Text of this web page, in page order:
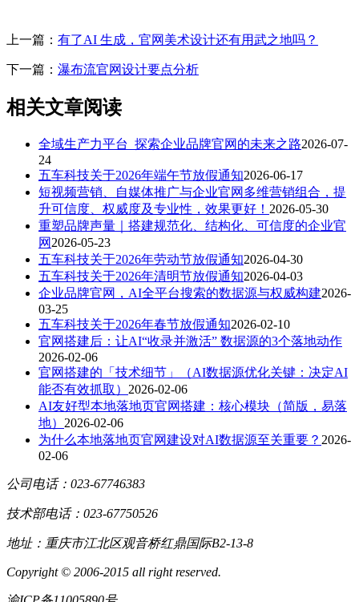
上一篇： 有了AI 生成，官网美术设计还有用武之地吗？
下一篇： 瀑布流官网设计要点分析
相关文章阅读
全域生产力平台_探索企业品牌官网的未来之路2026-07-
24
五车科技关于2026年端午节放假通知2026-06-17
短视频营销、自媒体推广与企业官网多维营销组合，提
升可信度、权威度及专业性，效果更好！ 2026-05-30
重塑品牌声量｜搭建规范化、结构化、可信度的企业官
网 2026-05-23
五车科技关于2026年劳动节放假通知2026-04-30
五车科技关于2026年清明节放假通知2026-04-03
企业品牌官网，AI全平台搜索的数据源与权威构建2026-
03-25
五车科技关于2026年春节放假通知2026-02-10
官网搭建后：让AI“收录并激活” 数据源的3个落地动作
2026-02-06
官网搭建的「技术细节」（AI数据源优化关键：决定AI
能否有效抓取） 2026-02-06
AI友好型本地落地页官网搭建：核心模块（简版，易落
地） 2026-02-06
为什么本地落地页官网建设对AI数据源至关重要？ 2026-
02-06
公司电话：023-67746383
技术部电话：023-67750526
地址：重庆市江北区观音桥红鼎国际B2-13-8
Copyright © 2006-2015 all right reserved.